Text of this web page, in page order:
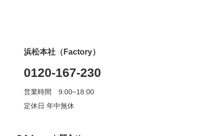
浜松本社（Factory）
0120-167-230
営業時間 9:00~18:00
定休日 年中無休